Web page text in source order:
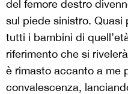
del femore destro
sul piede sinistro. Quasi
tutti i bambini di
riferimento che si
è rimasto accanto a me
convalescenza,